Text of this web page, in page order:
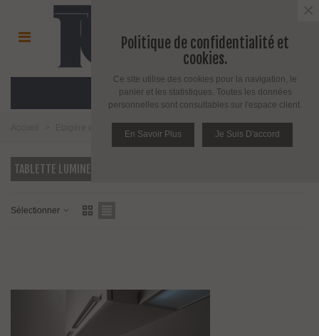
MENU
TABLETTE LUMINEUSE
Sélectionner
Politique de confidentialité et
cookies.
Ce site utilise des cookies pour la navigation, le
panier et les statistiques. Toutes les données
personnelles sont consultables sur l'espace client.
En Savoir Plus Je Suis D'accord